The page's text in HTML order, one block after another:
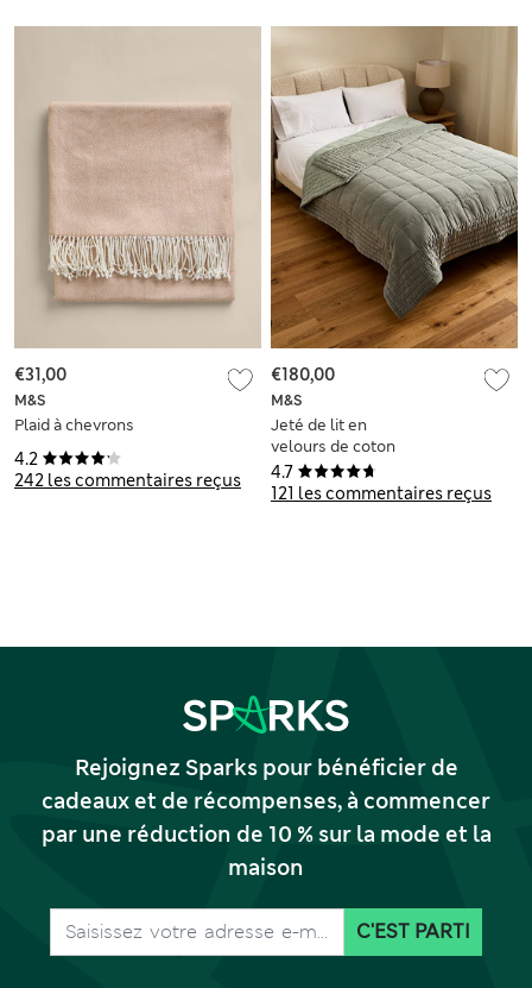
4.2
242 les commentaires reçus
M&S
Plaid à chevrons
€31,00
4.7
121 les commentaires reçus
M&S
Jeté de lit en
velours de coton
ouatiné
€180,00
Rejoignez Sparks pour bénéficier de
cadeaux et de récompenses, à commencer
par une réduction de 10 % sur la mode et la
maison
C'EST PARTI